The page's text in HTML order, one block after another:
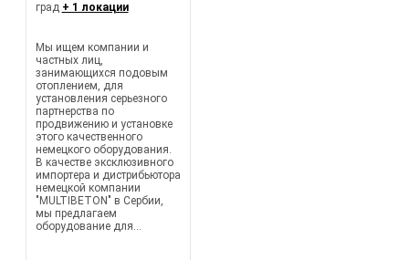
град + 1 локации
Мы ищем компании и
частных лиц,
занимающихся подовым
отоплением, для
установления серьезного
партнерства по
продвижению и установке
этого качественного
немецкого оборудования.
В качестве эксклюзивного
импортера и дистрибьютора
немецкой компании
"MULTIBETON" в Сербии,
мы предлагаем
оборудование для...